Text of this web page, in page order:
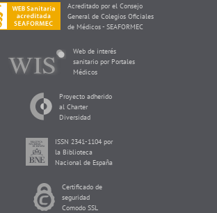
Acreditado por el Consejo
General de Colegios Oficiales
de Médicos - SEAFORMEC
Web de interés
sanitario por Portales
Médicos
Proyecto adherido
al Charter
Diversidad
ISSN 2341-1104 por
la Biblioteca
Nacional de España
Certificado de
seguridad
Comodo SSL